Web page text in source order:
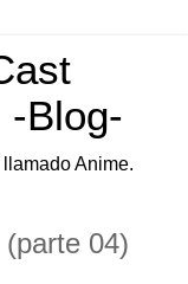
-Blog-
Anime.
04)